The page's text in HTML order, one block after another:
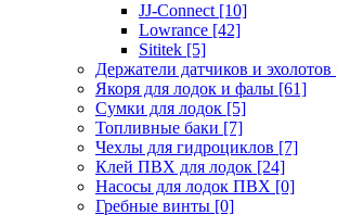
JJ-Connect [10]
Lowrance [42]
Sititek [5]
Держатели датчиков и эхолотов
Якоря для лодок и фалы [61]
Сумки для лодок [5]
Топливные баки [7]
Чехлы для гидроциклов [7]
Клей ПВХ для лодок [24]
Насосы для лодок ПВХ [0]
Гребные винты [0]